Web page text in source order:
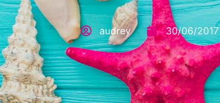
audrey 30/06/2017